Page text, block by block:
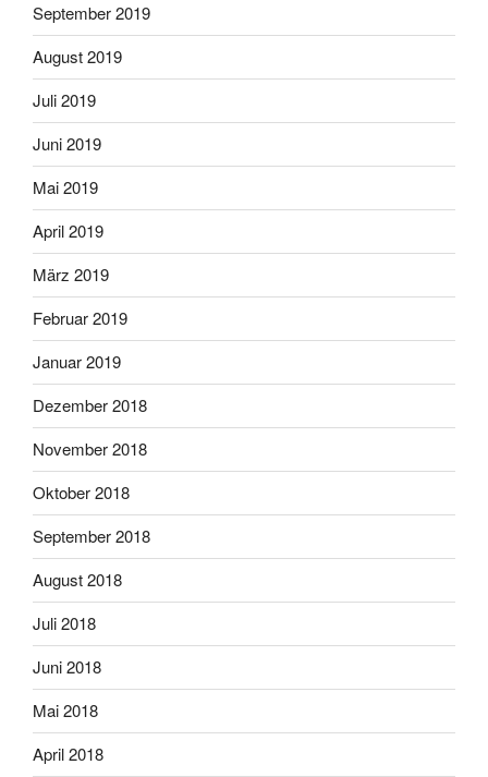
September 2019
August 2019
Juli 2019
Juni 2019
Mai 2019
April 2019
März 2019
Februar 2019
Januar 2019
Dezember 2018
November 2018
Oktober 2018
September 2018
August 2018
Juli 2018
Juni 2018
Mai 2018
April 2018